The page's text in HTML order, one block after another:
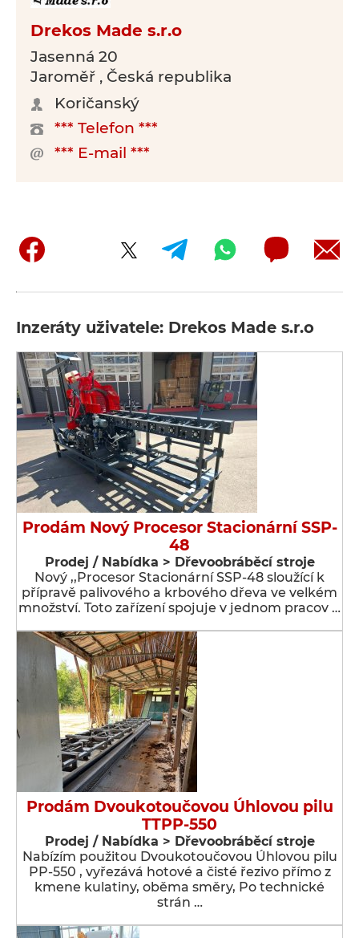
Drekos Made s.r.o
Jasenná 20
Jaroměř , Česká republika
Koričanský
*** Telefon ***
*** E-mail ***
Inzeráty uživatele: Drekos Made s.r.o
Prodám Nový Procesor Stacionární SSP-
48
Prodej / Nabídka > Dřevoobráběcí stroje
Nový ,,Procesor Stacionární SSP-48 sloužící k
přípravě palivového a krbového dřeva ve velkém
množství. Toto zařízení spojuje v jednom pracov …
Prodám Dvoukotoučovou Úhlovou pilu
TTPP-550
Prodej / Nabídka > Dřevoobráběcí stroje
Nabízím použitou Dvoukotoučovou Úhlovou pilu
PP-550 , vyřezává hotové a čisté řezivo přímo z
kmene kulatiny, oběma směry, Po technické
strán …